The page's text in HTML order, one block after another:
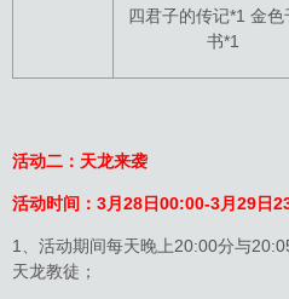
四君子的传记*1 金色
书*1
活动二：天龙来袭
活动时间：3月28日00:00-3月29日
1、活动期间每天晚上20:00分与
天龙教徒；